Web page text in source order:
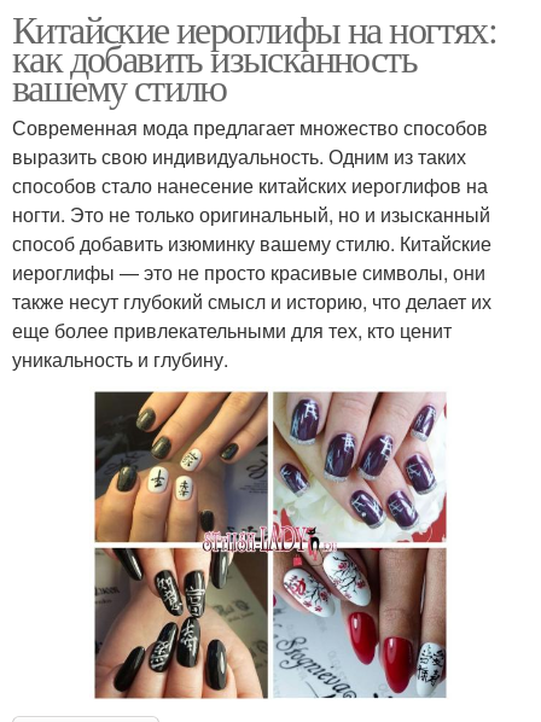
Китайские иероглифы на ногтях:
как добавить изысканность
вашему стилю
Современная мода предлагает множество способов
выразить свою индивидуальность. Одним из таких
способов стало нанесение китайских иероглифов на
ногти. Это не только оригинальный, но и изысканный
способ добавить изюминку вашему стилю. Китайские
иероглифы — это не просто красивые символы, они
также несут глубокий смысл и историю, что делает их
еще более привлекательными для тех, кто ценит
уникальность и глубину.